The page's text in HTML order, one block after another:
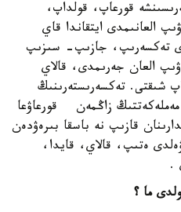
قورعاپ، قولداپ،
العانىمدى ايتقاندا قاي
تەكسەرىپ، جازىپ- سىزىپ
العان جەرىمدى، قالاي
شىقتى. تەكسەرىستەرىنىڭ
زاڭمەن قورعاۋعا
قازىپ نە باسقا بىرەۋدەن
ەتىپ، قالاي، قايدا،
.
ما ؟